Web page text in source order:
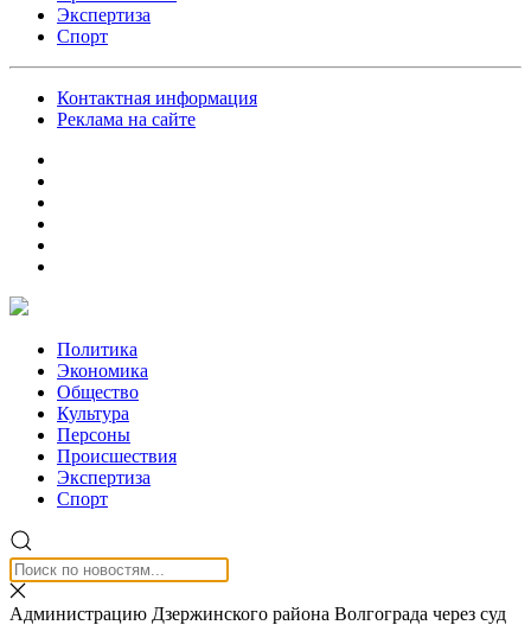
Экспертиза
Спорт
Контактная информация
Реклама на сайте
Политика
Экономика
Общество
Культура
Персоны
Происшествия
Экспертиза
Спорт
Администрацию Дзержинского района Волгограда через суд